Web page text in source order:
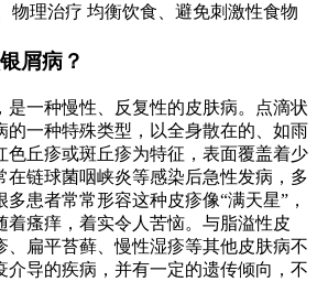
物理治疗 均衡饮食、避免刺激性食物
屑病？
是一种慢性、反复性的皮肤病。点滴状
的一种特殊类型，以全身散在的、如雨
色丘疹或斑丘疹为特征，表面覆盖着少
在链球菌咽峡炎等感染后急性发病，多
患者常常形容这种皮疹像“满天星”，
着瘙痒，着实令人苦恼。与脂溢性皮
、扁平苔藓、慢性湿疹等其他皮肤病不
介导的疾病，并有一定的遗传倾向，不